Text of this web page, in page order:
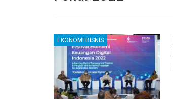
EKONOMI BISNIS